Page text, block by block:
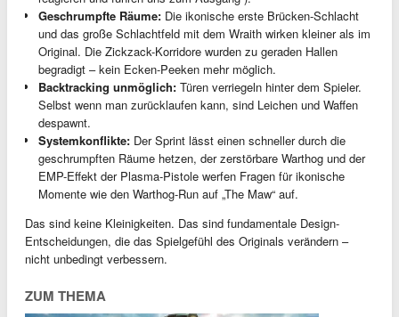
Geschrumpfte Räume: Die ikonische erste Brücken-Schlacht
und das große Schlachtfeld mit dem Wraith wirken kleiner als im
Original. Die Zickzack-Korridore wurden zu geraden Hallen
begradigt – kein Ecken-Peeken mehr möglich.
Backtracking unmöglich: Türen verriegeln hinter dem Spieler.
Selbst wenn man zurücklaufen kann, sind Leichen und Waffen
despawnt.
Systemkonflikte: Der Sprint lässt einen schneller durch die
geschrumpften Räume hetzen, der zerstörbare Warthog und der
EMP-Effekt der Plasma-Pistole werfen Fragen für ikonische
Momente wie den Warthog-Run auf „The Maw“ auf.
Das sind keine Kleinigkeiten. Das sind fundamentale Design-
Entscheidungen, die das Spielgefühl des Originals verändern –
nicht unbedingt verbessern.
ZUM THEMA